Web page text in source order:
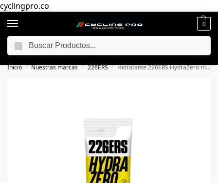
cyclingpro.co
0
🚴‍ Envío gratuito a todo Colombia por compras superiores a $250.000
Inicio / Nuestras marcas / 226ERS / Hidratante 226ERS HydraZero monodosis